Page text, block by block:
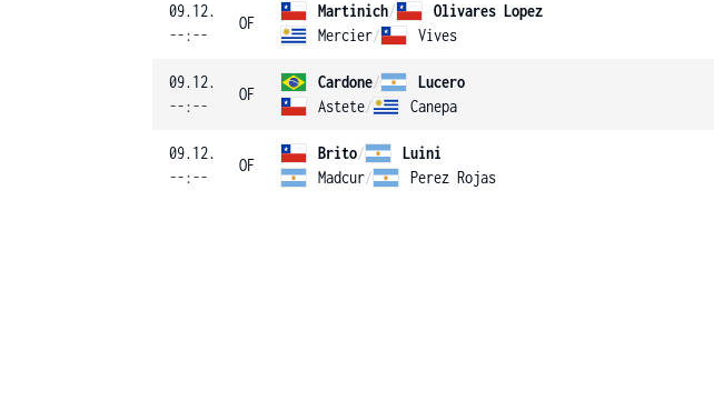
09.12.
--:--
OF
Martinich/
Olivares Lopez
Mercier/ Vives
09.12.
--:--
OF
Cardone/
Lucero
Astete/ Canepa
09.12.
--:--
OF
Brito/
Luini
Madcur/ Perez Rojas